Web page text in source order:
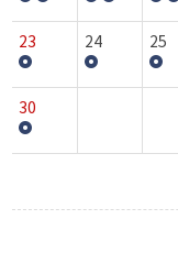
23 24 25
30